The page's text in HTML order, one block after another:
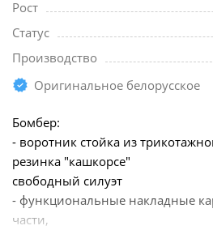
Рост
Статус
Производство
Оригинальное белорусское
Бомбер:
- воротник стойка из
резинка "кашкорсе"
свободный силуэт
- функциональные накладные
части,